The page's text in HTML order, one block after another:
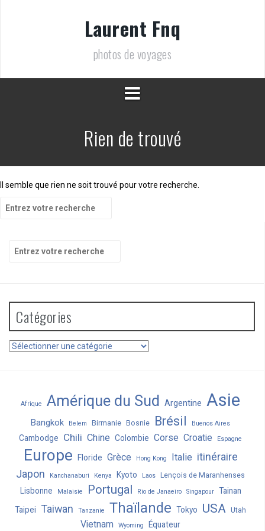
Laurent Fnq
photos de voyages
Rien de trouvé
Il semble que rien ne soit trouvé pour votre recherche.
pour
pour
Catégories
Catégories
Afrique Amérique du Sud Argentine Asie
Bangkok Belem Birmanie Bosnie Brésil Buenos Aires
Cambodge Chili Chine Colombie Corse Croatie Espagne
Europe Floride Grèce Hong Kong Italie itinéraire
Japon
Kanchanaburi Kenya Kyoto Laos Lençois de Maranhenses
Lisbonne Malaisie Portugal Rio de Janaeiro Singapour
Tainan
Taipei
Taiwan Tanzanie Thaïlande Tokyo USA Utah
Vietnam Wyoming Équateur